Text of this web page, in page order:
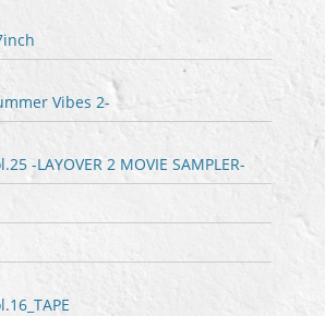
Vibes 2-
-LAYOVER 2 MOVIE SAMPLER-